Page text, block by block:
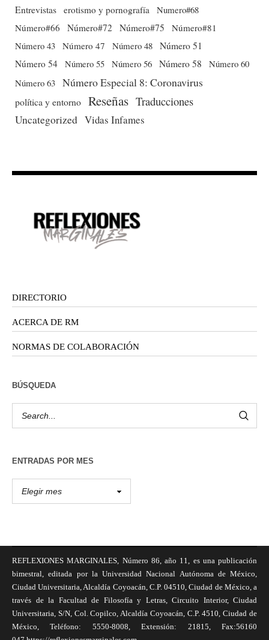
Entrevistas erotismo y pornografía
Numero#68
Número#66
Número#72 Número#75
Número#81
Número 43 Número 47 Número 48 Número 51
Número 54 Número 55 Número 56 Número 58
Número 60
Número 63 Número Especial 8: Coronavirus
política y entorno Reseñas Traducciones
Uncategorized Vidas Infames
DIRECTORIO
ACERCA DE RM
NORMAS DE COLABORACIÓN
BÚSQUEDA
ENTRADAS POR MES
REFLEXIONES MARGINALES, Número 86, año 11, es una publicación
bimestral, editada por la Universidad Nacional Autónoma de México,
Ciudad Universitaria, Alcaldía Coyoacán, C.P. 04510, Ciudad de México, a
través de la Facultad de Filosofía y Letras, Circuito Interior, Ciudad
Universitaria, S/N, Col. Copilco, Alcaldía Coyoacán, C.P. 4510, Ciudad de
México, Teléfono: 5550-8008, Extensión: 21815, Fax:56160